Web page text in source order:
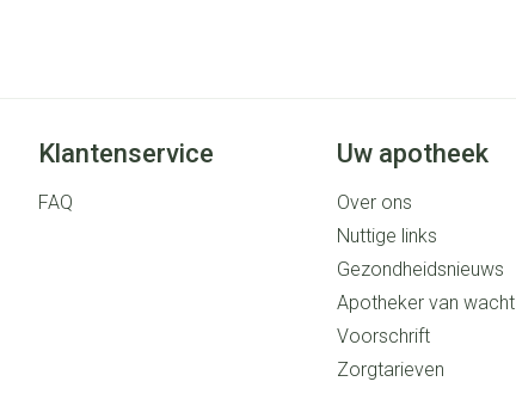
Klantenservice
FAQ
Uw apotheek
Over ons
Nuttige links
Gezondheidsnieuws
Apotheker van wacht
Voorschrift
Zorgtarieven